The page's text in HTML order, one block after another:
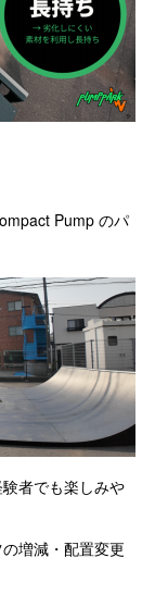
Pump のパ
者でも楽しみや
増減・配置変更